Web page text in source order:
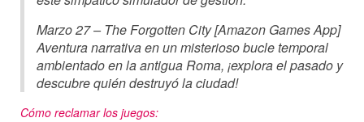
Marzo 27 – The Forgotten City [Amazon Games App]
Aventura narrativa en un misterioso bucle temporal
ambientado en la antigua Roma, ¡explora el pasado y
descubre quién destruyó la ciudad!
Cómo reclamar los juegos: